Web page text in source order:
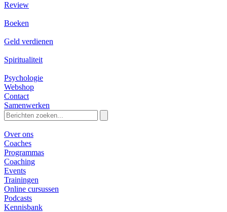
Review
Boeken
Geld verdienen
Spiritualiteit
Psychologie
Webshop
Contact
Samenwerken
Zoeken
naar:
Over ons
Coaches
Programmas
Coaching
Events
Trainingen
Online cursussen
Podcasts
Kennisbank